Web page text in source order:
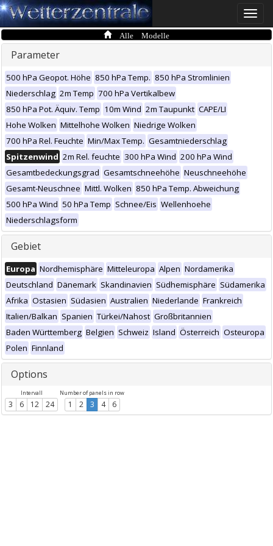
Toggle
Alle Modelle
Parameter
500 hPa Geopot. Höhe 850 hPa Temp. 850 hPa Stromlinien
Niederschlag 2m Temp 700 hPa Vertikalbew
850 hPa Pot. Äquiv. Temp 10m Wind 2m Taupunkt CAPE/LI
Hohe Wolken Mittelhohe Wolken Niedrige Wolken
700 hPa Rel. Feuchte Min/Max Temp. Gesamtniederschlag
Spitzenwind 2m Rel. feuchte 300 hPa Wind 200 hPa Wind
Gesamtbedeckungsgrad Gesamtschneehöhe Neuschneehöhe
Gesamt-Neuschnee Mittl. Wolken 850 hPa Temp. Abweichung
500 hPa Wind 50 hPa Temp Schnee/Eis Wellenhoehe
Niederschlagsform
Gebiet
Europa Nordhemisphäre Mitteleuropa Alpen Nordamerika
Deutschland Dänemark Skandinavien Südhemisphäre Südamerika
Afrika Ostasien Südasien Australien Niederlande Frankreich
Italien/Balkan Spanien Türkei/Nahost Großbritannien
Baden Württemberg Belgien Schweiz Island Österreich Osteuropa
Polen Finnland
Options
Intervall
3 6 12 24
Number of panels in row
1 2 3 4 6